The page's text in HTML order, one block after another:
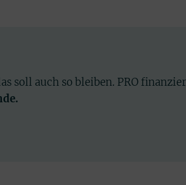
soll auch so bleiben. PRO